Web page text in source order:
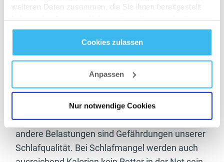
weiteren Daten zusammen, die Sie ihnen bereitgestellt
gesammelt haben.
Datenschutz- undCookie-Richtlinien
Cookies zulassen
Anpassen
Nur notwendige Cookies
ist die Schlafqualität. Hier kann aus eigenen
Erfahrungen gesagt werden, dass häufiges
solchen Problemen werden Kombinationen aus
Zink, Magnesium und Vitamin B6 das scheinbare
Wundermittel. Viele Sportler haben einen
verbesserten Schlaf durch Supplementieren
erlangen können. Faktoren wie Stress und
andere Belastungen sind Gefährdungen unserer
Schlafqualität. Bei Schlafmangel werden auch